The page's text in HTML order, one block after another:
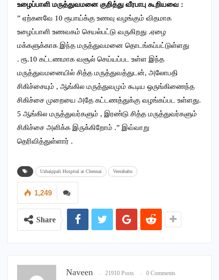
உழைப்பாளி மருத்துவமனை குறித்து வீரபாபு கூறியவை :
” ஏற்கனவே 10 ரூபாய்க்கு உணவு வழங்கும் விதமாக
உழைப்பாளி உணவகம் செயல்பட்டு வருகிறது .ஏழை
மக்களுக்காக இந்த மருத்துவமனை தொடங்கப்பட்டுள்ளது
. ரூ.10 கட்டணமாக வசூல் செய்யப்பட உள்ள இந்த
மருத்துவமனையில் சித்த மருத்துவத்துடன், அலோபதி
சிகிச்சையும் , ஆங்கில மருத்துவமும் கூடிய ஒருங்கிணைந்த
சிகிச்சை முறையை அதே கட்டணத்துக்கு வழங்கப்பட உள்ளது.
5 ஆங்கில மருத்துவர்களும் , இரண்டு சித்த மருத்துவர்களும்
சிகிச்சை அளிக்க இருக்கிறோம் .” இவ்வாறு
தெரிவித்துள்ளார் .
Uzhaippali Hospital at Chennai Veerababu
1,249
Share
Naveen 21910 Posts 0 Comments